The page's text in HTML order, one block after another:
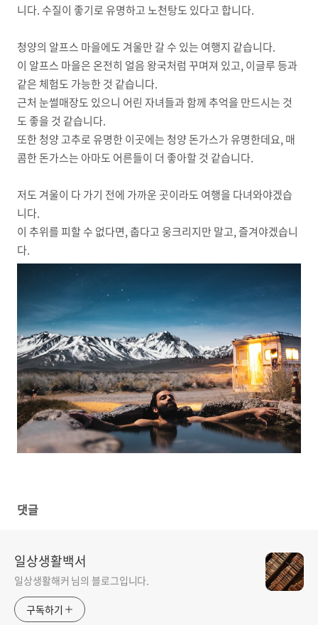
니다. 수질이 좋기로 유명하고 노천탕도 있다고 합니다.
청양의 알프스 마을에도 겨울만 갈 수 있는 여행지 같습니다.
이 알프스 마을은 온전히 얼음 왕국처럼 꾸며져 있고, 이글루 등과
같은 체험도 가능한 것 같습니다.
근처 눈썰매장도 있으니 어린 자녀들과 함께 추억을 만드시는 것
도 좋을 것 같습니다.
또한 청양 고추로 유명한 이곳에는 청양 돈가스가 유명한데요, 매
콤한 돈가스는 아마도 어른들이 더 좋아할 것 같습니다.
저도 겨울이 다 가기 전에 가까운 곳이라도 여행을 다녀와야겠습
니다.
이 추위를 피할 수 없다면, 춥다고 웅크리지만 말고, 즐겨야겠습니
다.
댓글
일상생활백서
일상생활해커 님의 블로그입니다.
구독하기